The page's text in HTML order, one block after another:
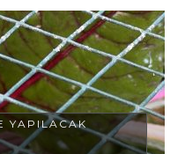
YAPILACAK